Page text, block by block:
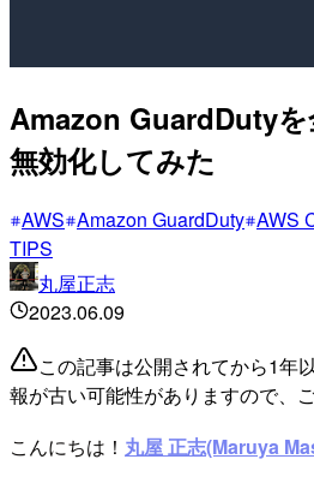
Amazon GuardDuty
無効化してみた
AWS Amazon GuardDuty AWS
TIPS
丸屋正志
2023.06.09
この記事は公開されてから1年
報が古い可能性がありますので、
こんにちは！ 丸屋 正志(Maruya